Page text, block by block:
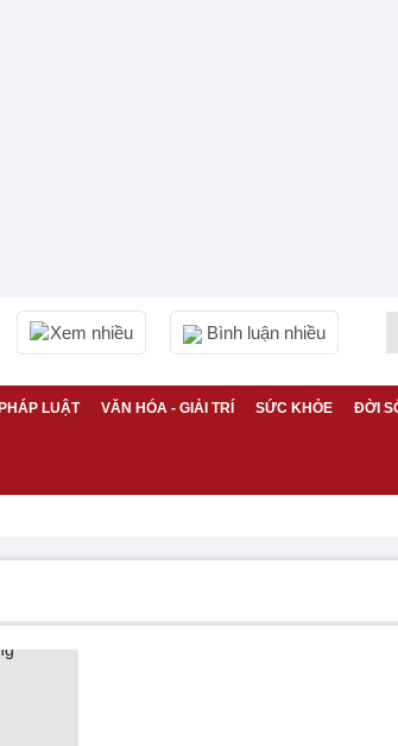
Xem nhiều Bình luận nhiều
PHÁP LUẬT VĂN HÓA - GIẢI TRÍ SỨC KHỎE ĐỜI